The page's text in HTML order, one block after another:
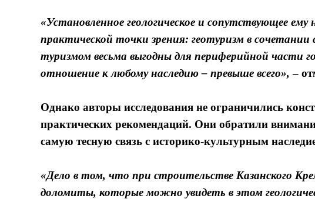
«Установленное геологическое и сопутствующее
практической точки зрения: геотуризм в
туризмом весьма выгодны для периферийной части
отношение к любому наследию – превыше всего», –
Однако авторы исследования не ограничились
практических рекомендаций. Они обратили
самую тесную связь с историко-культурным
«Дело в том, что при строительстве Казанского
доломиты, которые можно увидеть в этом